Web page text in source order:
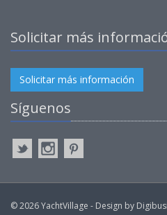
Solicitar más
Solicitar más información
Síguenos
© 2026 YachtVillage - Design by